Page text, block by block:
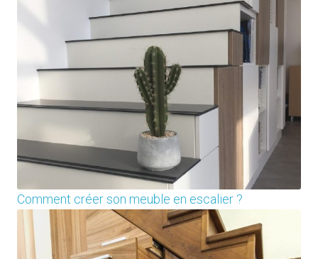
Comment créer son meuble en escalier ?